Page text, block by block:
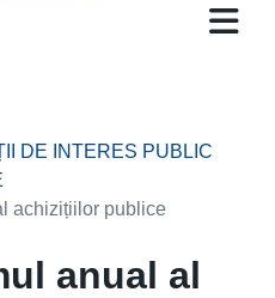
DE INTERES PUBLIC
achizițiilor publice
anual al